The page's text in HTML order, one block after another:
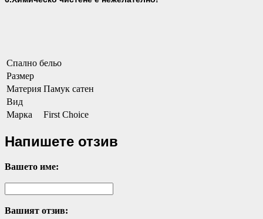
Спално бельо
Размер
Материя Памук сатен
Вид
Марка
First Choice
Напишете отзив
Вашето име:
Вашият отзив: